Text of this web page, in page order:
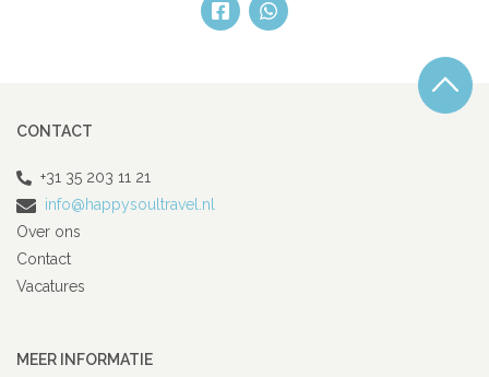
CONTACT
+31 35 203 11 21
info@happysoultravel.nl
Over ons
Contact
Vacatures
MEER INFORMATIE